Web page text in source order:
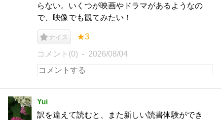
らない。いくつが映画やドラマがあるようなの
で、映像でも観てみたい！
ナイス ★3
コメント(0) 2026/08/04
Yui
訳を違えて読むと、また新しい読書体験ができ